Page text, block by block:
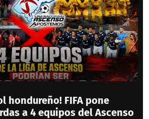
hondureño! FIFA pone
a 4 equipos del Ascenso